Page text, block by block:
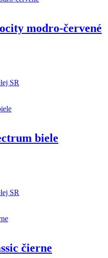
modro-červené
SR
biele
SR
čierne